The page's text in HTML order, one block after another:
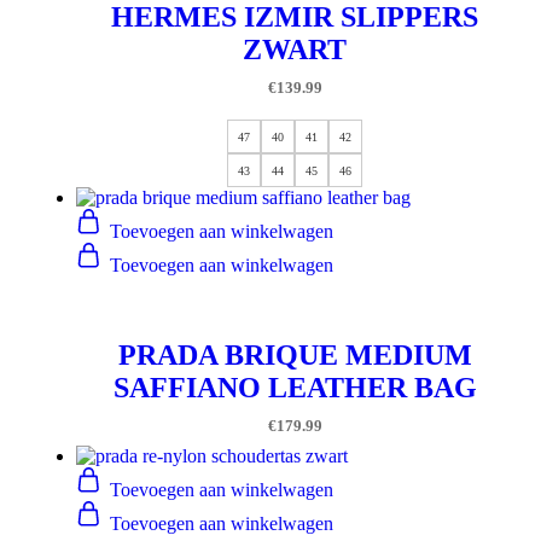
HERMES IZMIR SLIPPERS
ZWART
€139.99
47 40 41 42
43 44 45 46
Toevoegen aan winkelwagen
Toevoegen aan winkelwagen
PRADA BRIQUE MEDIUM
SAFFIANO LEATHER BAG
€179.99
Toevoegen aan winkelwagen
Toevoegen aan winkelwagen